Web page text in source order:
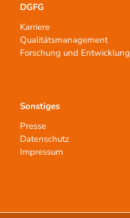
DGFG
Karriere
Qualitätsmanagement
Forschung und Entwicklung
Sonstiges
Presse
Datenschutz
Impressum